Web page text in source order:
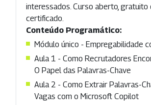
interessados. Curso aberto, gratuito
certificado.
Conteúdo Programático:
Módulo único - Empregabilidade
Aula 1 - Como Recrutadores
O Papel das Palavras-Chave
Aula 2 - Como Extrair Palavras-
Vagas com o Microsoft Copilot